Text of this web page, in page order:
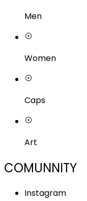
Men
Women
Caps
Art
COMUNNITY
Instagram